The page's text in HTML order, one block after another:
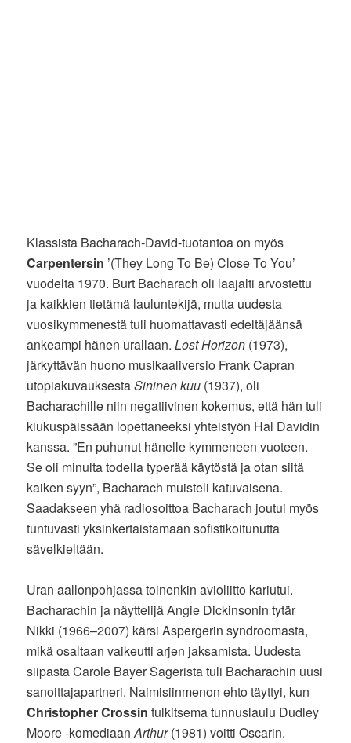
Klassista Bacharach-David-tuotantoa on myös
Carpentersin ’(They Long To Be) Close To You’
vuodelta 1970. Burt Bacharach oli laajalti arvostettu
ja kaikkien tietämä lauluntekijä, mutta uudesta
vuosikymmenestä tuli huomattavasti edeltäjäänsä
ankeampi hänen urallaan.Lost Horizon (1973),
järkyttävän huono musikaaliversio Frank Capran
utopiakuvauksestaSininen kuu (1937), oli
Bacharachille niin negatiivinen kokemus, että hän tuli
kiukuspäissään lopettaneeksi yhteistyön Hal Davidin
kanssa. ”En puhunut hänelle kymmeneen vuoteen.
Se oli minulta todella typerää käytöstä ja otan siitä
kaiken syyn”, Bacharach muisteli katuvaisena.
Saadakseen yhä radiosoittoa Bacharach joutui myös
tuntuvasti yksinkertaistamaan sofistikoitunutta
sävelkieltään.
Uran aallonpohjassa toinenkin avioliitto kariutui.
Bacharachin ja näyttelijä Angie Dickinsonin tytär
Nikki (1966–2007) kärsi Aspergerin syndroomasta,
mikä osaltaan vaikeutti arjen jaksamista. Uudesta
siipasta Carole Bayer Sagerista tuli Bacharachin uusi
sanoittajapartneri. Naimisiinmenon ehto täyttyi, kun
Christopher Crossin tulkitsema tunnuslaulu Dudley
Moore -komediaanArthur(1981) voitti Oscarin.